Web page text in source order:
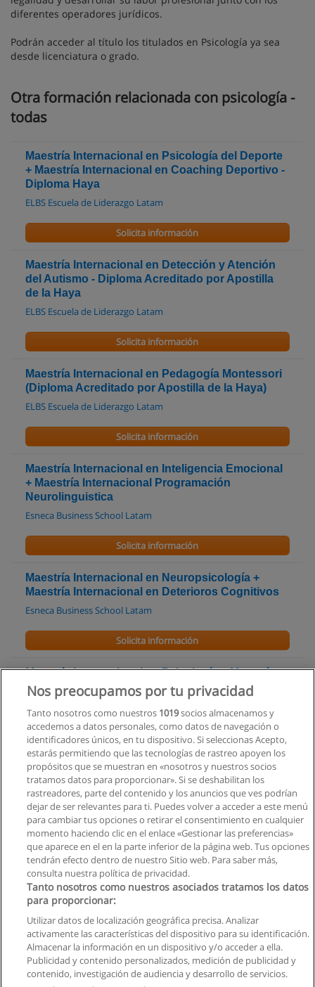
diferentes operadores jurídicos.
Podrán acceder al título los titulados en Psicología ya sea
desde licenciatura o grado.
Otra formación relacionada con psicología -
todas
Maestría Internacional en Psicología del Deporte
+ Maestría Internacional en Coaching Deportivo -
Diploma Haya
ELBS Escuela de Liderazgo Latam
Solicita información
Maestría Internacional en Detección y Atención
del Autismo - Diploma Acreditado por Apostilla
de la Haya
ELBS Escuela de Liderazgo Latam
Solicita información
Maestría Internacional en Pedagogía Montessori
(Diploma Acreditado por Apostilla de la Haya)
ELBS Escuela de Liderazgo Latam
Solicita información
Maestría Internacional en Inteligencia Emocional
+ Maestría Internacional Programación
Neurolinguistica
Esneca Business School Latam
Solicita información
Maestría Internacional en Neuropsicología +
Maestría Internacional en Deterioros Cognitivos
Esneca Business School Latam
Solicita información
Maestría Internacional en Psicología + Maestría
Internacional en Counselling y Gestalt
Solicita información
Máster de Formación Permanente en Psicología
del Deporte
UNIE Universidad
Solicita información
Privacidad de datos
Contactar con Educaedu
Nos preocupamos por tu privacidad
Tanto nosotros como nuestros 1019socios almacenamos y
accedemos a datos personales, como datos de navegación o
identificadores únicos, en tu dispositivo. Si seleccionas Acepto,
estarás permitiendo que las tecnologías de rastreo apoyen los
propósitos que se muestran en «nosotros y nuestros socios
tratamos datos para proporcionar». Si se deshabilitan los
rastreadores, parte del contenido y los anuncios que ves podrían
dejar de ser relevantes para ti. Puedes volver a acceder a este menú
para cambiar tus opciones o retirar el consentimiento en cualquier
momento haciendo clic en el enlace «Gestionar las preferencias»
que aparece en el en la parte inferior de la página web. Tus opciones
tendrán efecto dentro de nuestro Sitio web. Para saber más,
consulta nuestra política de privacidad.
Tanto nosotros como nuestros asociados tratamos los datos
para proporcionar:
Utilizar datos de localización geográfica precisa. Analizar
activamente las características del dispositivo para su identificación.
Almacenar la información en un dispositivo y/o acceder a ella.
Publicidad y contenido personalizados, medición de publicidad y
contenido, investigación de audiencia y desarrollo de servicios.